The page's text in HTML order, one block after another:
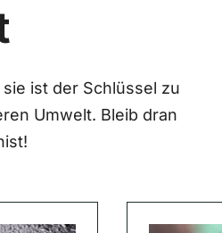
ist der Schlüssel zu
Umwelt. Bleib dran